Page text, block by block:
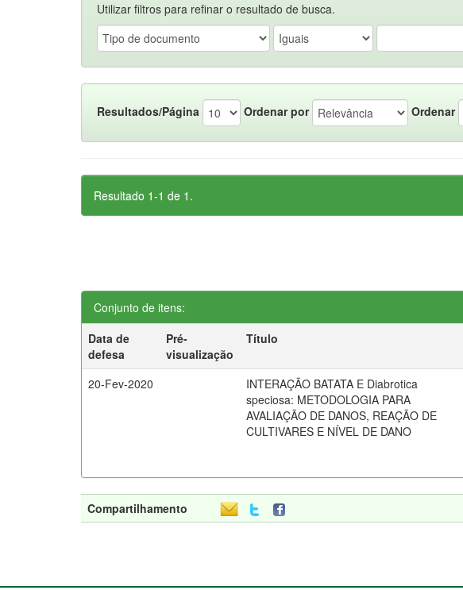
Utilizar filtros para refinar o resultado de busca.
Resultados/Página Ordenar por Ordenar
Resultado 1-1 de 1.
Conjunto de itens:
Data de
defesa
Pré-
visualização
Título
20-Fev-2020
INTERAÇÃO BATATA E Diabrotica
speciosa: METODOLOGIA PARA
AVALIAÇÃO DE DANOS, REAÇÃO DE
CULTIVARES E NÍVEL DE DANO
Compartilhamento